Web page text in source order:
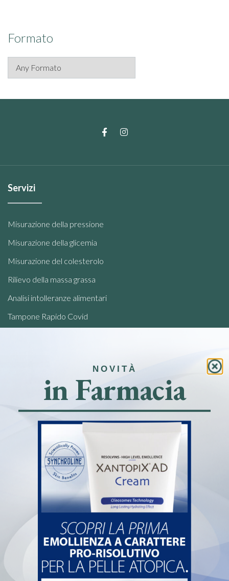
Formato
Servizi
Misurazione della pressione
Misurazione della glicemia
Misurazione del colesterolo
Rilievo della massa grassa
Analisi intolleranze alimentari
Tampone Rapido Covid
Farmacia
Prenota online e ritira in farmacia
Farmacia de Paoli
Via San Carlo, 7 – 25087 Salò (BS)
+39 0365 20822
NOVITÀ
in Farmacia